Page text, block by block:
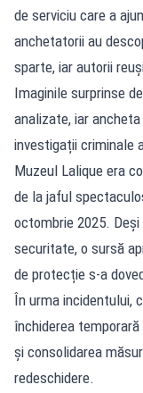
de serviciu care a
anchetatorii au
sparte, iar autorii
Imaginile surprinse
analizate, iar
investigații criminale
Muzeul Lalique era
de la jaful
octombrie 2025.
securitate, o sursă
de protecție s-a
În urma incidentului,
închiderea
și consolidarea
redeschidere.